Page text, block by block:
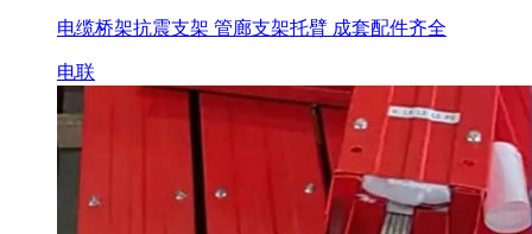
电缆桥架抗震支架 管廊支架托臂 成套配件齐全
电联